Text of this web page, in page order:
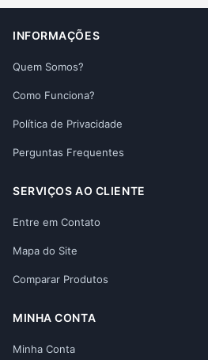
INFORMAÇÕES
Quem Somos?
Como Funciona?
Política de Privacidade
Perguntas Frequentes
SERVIÇOS AO CLIENTE
Entre em Contato
Mapa do Site
Comparar Produtos
MINHA CONTA
Minha Conta